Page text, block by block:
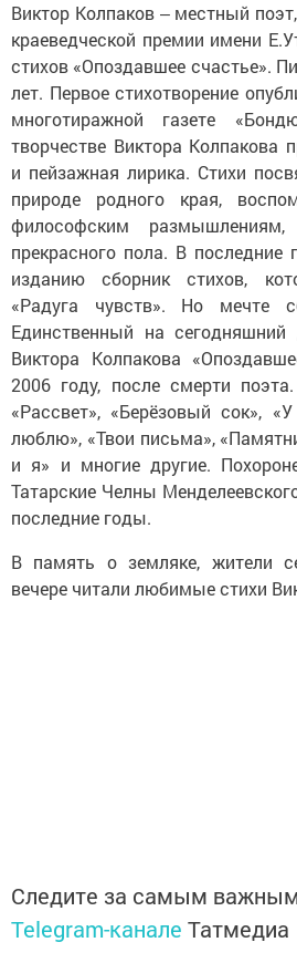
Виктор Колпаков ‒ местный
краеведческой премии имени
стихов «Опоздавшее счастье».
лет. Первое стихотворение
многотиражной газете
творчестве Виктора Колпакова
и пейзажная лирика. Стихи
природе родного края,
философским размышлениям,
прекрасного пола. В
изданию сборник стихов,
«Радуга чувств». Но мечте
Единственный на сегодняшний
Виктора Колпакова
2006 году, после смерти
«Рассвет», «Берёзовый сок»,
люблю», «Твои письма»,
и я» и многие другие.
Татарские Челны
последние годы.
В память о земляке, жители
вечере читали любимые стихи
Следите за самым
Telegram-канале Татмедиа